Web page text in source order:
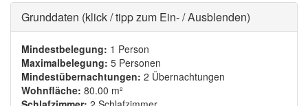
Ausblenden
Grunddaten (klick / tipp zum Ein- / Ausblenden)
Mindestbelegung: 1 Person
Maximalbelegung: 5 Personen
Mindestübernachtungen: 2 Übernachtungen
Wohnfläche: 80.00 m²